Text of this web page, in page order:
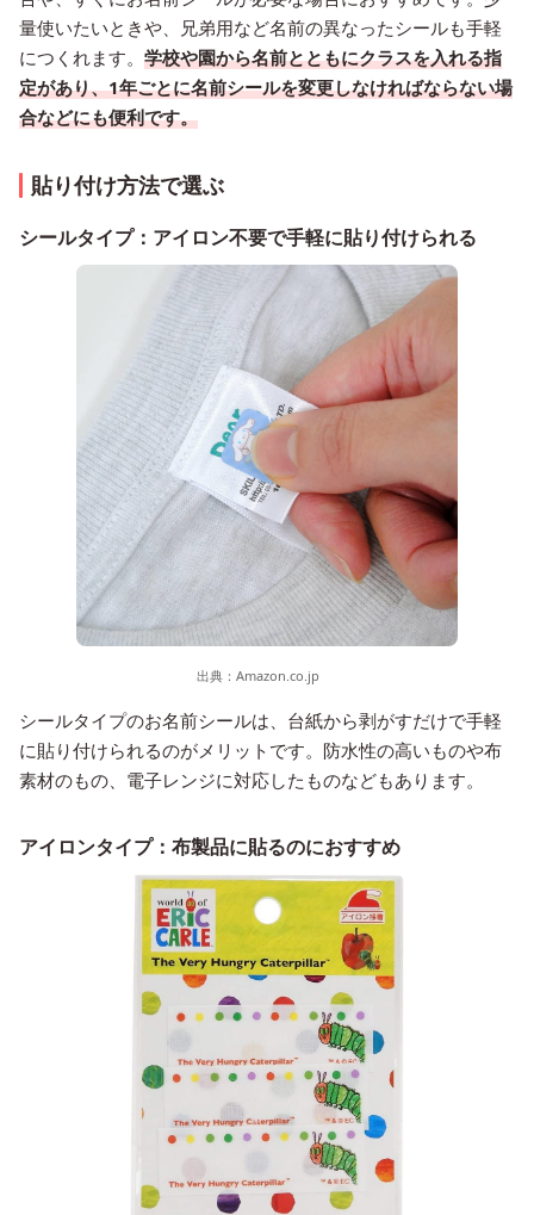
量使いたいときや、兄弟用など名前の異なったシールも手軽
につくれます。 学校や園から名前とともにクラスを入れる指
定があり、1年ごとに名前シールを変更しなければならない場
合などにも便利です。
貼り付け方法で選ぶ
シールタイプ：アイロン不要で手軽に貼り付けられる
出典： Amazon.co.jp
シールタイプのお名前シールは、台紙から剥がすだけで手軽
に貼り付けられるのがメリットです。防水性の高いものや布
素材のもの、電子レンジに対応したものなどもあります。
アイロンタイプ：布製品に貼るのにおすすめ